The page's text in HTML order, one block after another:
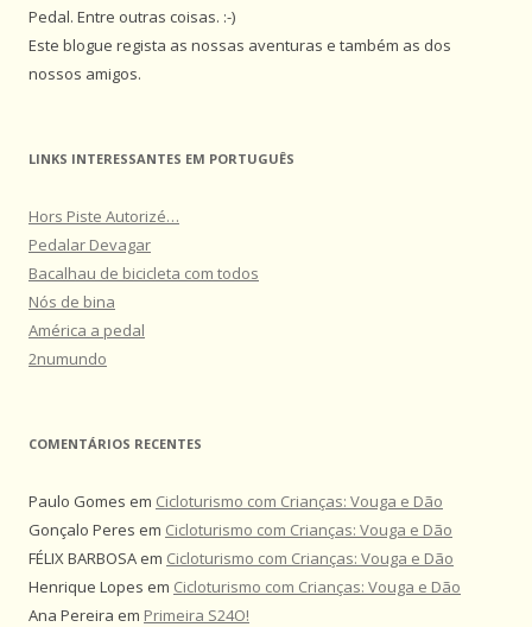
Pedal. Entre outras coisas. :-)
Este blogue regista as nossas aventuras e também as dos
nossos amigos.
LINKS INTERESSANTES EM PORTUGUÊS
Hors Piste Autorizé…
Pedalar Devagar
Bacalhau de bicicleta com todos
Nós de bina
América a pedal
2numundo
COMENTÁRIOS RECENTES
Paulo Gomes em Cicloturismo com Crianças: Vouga e Dão
Gonçalo Peres em Cicloturismo com Crianças: Vouga e Dão
FÉLIX BARBOSA em Cicloturismo com Crianças: Vouga e Dão
Henrique Lopes em Cicloturismo com Crianças: Vouga e Dão
Ana Pereira em Primeira S24O!